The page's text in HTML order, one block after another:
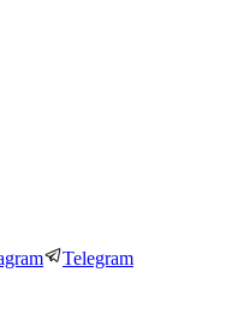
Telegram